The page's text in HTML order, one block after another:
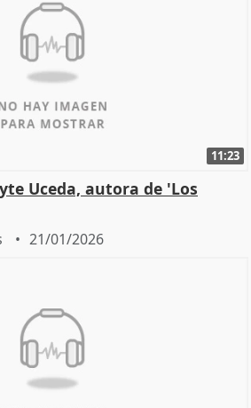
11:23
Uceda, autora de 'Los
21/01/2026